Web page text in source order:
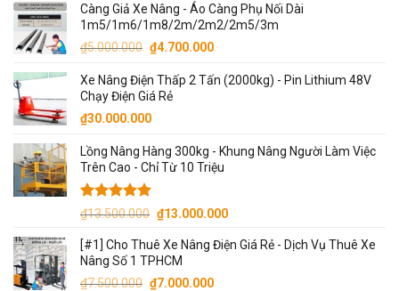
Càng Giả Xe Nâng - Áo Càng Phụ Nối Dài
1m5/1m6/1m8/2m/2m2/2m5/3m
₫5.000.000 Giá
là:
₫5.000.000.
₫4.700.000Giá
tại
Xe Nâng Điện Thấp 2 Tấn (2000kg) - Pin Lithium 48V
Chạy Điện Giá Rẻ
₫30.000.000
Lồng Nâng Hàng 300kg - Khung Nâng Người Làm Việc
Trên Cao - Chỉ Từ 10 Triệu
Được xếp
hạng
5 sao
₫13.500.000 Giá
là:
₫13.500.000.
₫13.000.000Giá
tại
[#1] Cho Thuê Xe Nâng Điện Giá Rẻ - Dịch Vụ Thuê Xe
Nâng Số 1 TPHCM
₫7.500.000 Giá
₫7.000.000Giá